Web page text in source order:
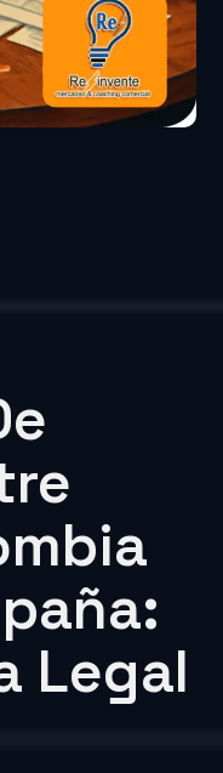
Legal